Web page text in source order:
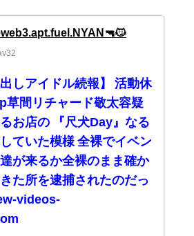
しアイドル続報】 活動休
草間リチャード敬太容疑
お店の 『尺犬Day』なる
ていた模様 全裸でイベン
が来るか全裸のまま確か
た所を逮捕されたのだっ
videos-